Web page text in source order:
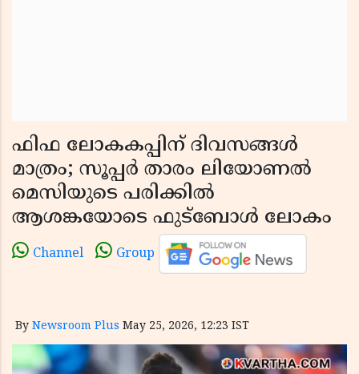
ഫിഫ ലോകകപ്പിന് ദിവസങ്ങൾ
മാത്രം; സൂപ്പർ താരം ലിയോണൽ
മെസിയുടെ പരിക്കിൽ
ആശങ്കയോടെ ഫുട്ബോൾ ലോകം
Channel Group
By Newsroom Plus May 25, 2026, 12:23 IST